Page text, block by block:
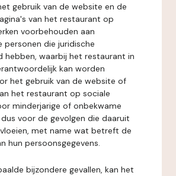
gebruik van de website en de
van het restaurant op
voorbehouden aan
personen die juridische
hebben, waarbij het restaurant in
kan worden
het gebruik van de website of
het restaurant op sociale
minderjarige of onbekwame
voor de gevolgen die daaruit
met name wat betreft de
hun persoonsgegevens.
bijzondere gevallen, kan het